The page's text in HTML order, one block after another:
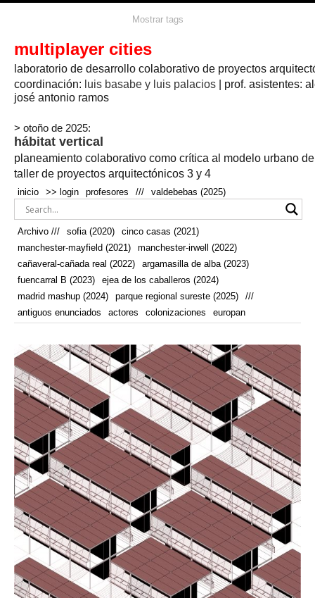
agricultura agricultura circular
arquitectura textil arte artesanía
bicicletas biodiversidad biorrefinería biotecnología bloque lineal
bodega bosque botánica caminos camping campo
cañada
real
canal cañaveral
real
cocina colaboración
autonoma
conectar
cooperativa crecimiento cueva cultivo cultivos deporte
don
quijote
ecosistema ejea de los caballeros
renovables
enterrado espacio social espacio verde
estructura europan fauna
fernández del amo festival fiesta flexibilidad fotomontaje
fuencarral b gastronomía geologia
geometrización curvas de
nivel
grúas habitar habitat hábitat hotel
infraestructura inmigración instalaciones invernadero
laguna línea del tiempo lineal longitudinal
manchester mapeo marihuana mayfield
mercado
modular modulo
naturaleza negociaciones nómada nucleos olivos paisaje
paisaje productivo paneles solares paragüas parking pasarelas
pintura plantas plegable prefabricado presa private producción
productivo protección de los ecosistemas
pueblo de
colonización
rave recorrido regadío
regeneración
remolacha
retiro rio ruina ruinas sistema social
sociedad
sombra
sostenibilidad sota tecnología tejido
telas
temporalidad
temporeros territorio tiempo tierra torre
torres trabajo trama urbana transporte turismo urbanismo
vegetación vegetacion vertedero viñedos vino visión
vision vivienda vivienda adosada vivienda en
altura vivienda minima vivienda social vivienda temporal
yoga
Mostrar tags
multiplayer cities
laboratorio de desarrollo colaborativo de proyectos
coordinación: luis basabe y luis palacios | prof. asistentes:
josé antonio ramos
> otoño de 2025:
hábitat vertical
planeamiento colaborativo como crítica al modelo urbano
taller de proyectos arquitectónicos 3 y 4
inicio >> login profesores /// valdebebas (2025)
Archivo /// sofia (2020)
cinco casas (2021)
manchester-mayfield (2021)
manchester-irwell (2022)
cañaveral-cañada real (2022)
argamasilla de alba (2023)
fuencarral B (2023)
ejea de los caballeros (2024)
madrid mashup (2024)
parque regional sureste (2025)
///
antiguos enunciados
actores colonizaciones europan